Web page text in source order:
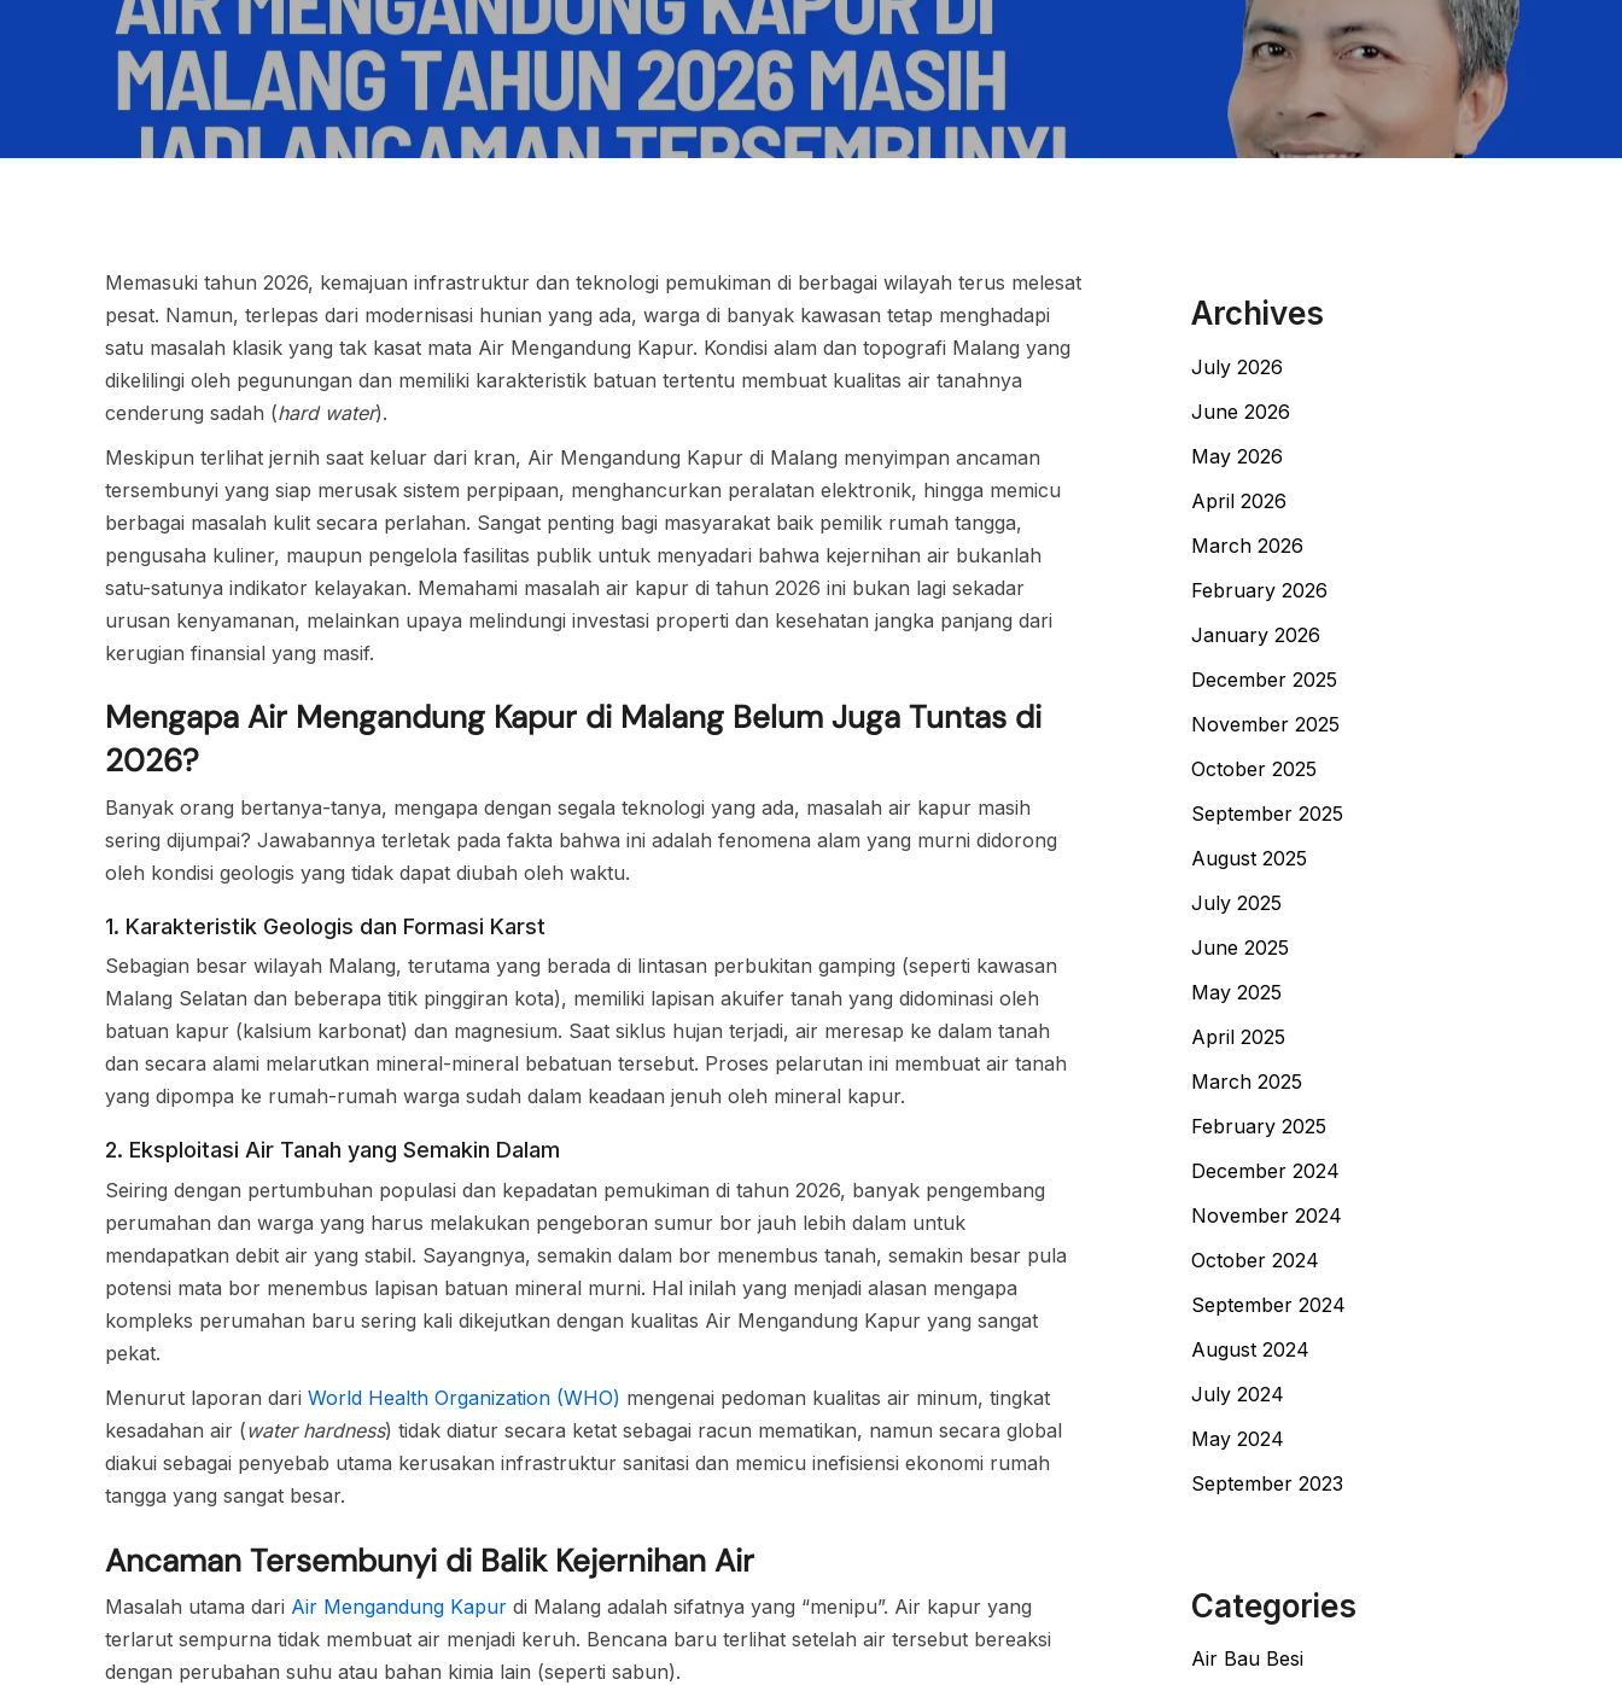
Memasuki tahun 2026, kemajuan infrastruktur dan teknologi pemukiman di berbagai wilayah terus melesat
pesat. Namun, terlepas dari modernisasi hunian yang ada, warga di banyak kawasan tetap menghadapi
satu masalah klasik yang tak kasat mata Air Mengandung Kapur. Kondisi alam dan topografi Malang yang
dikelilingi oleh pegunungan dan memiliki karakteristik batuan tertentu membuat kualitas air tanahnya
cenderung sadah (hard water).
Meskipun terlihat jernih saat keluar dari kran, Air Mengandung Kapur di Malang menyimpan ancaman
tersembunyi yang siap merusak sistem perpipaan, menghancurkan peralatan elektronik, hingga memicu
berbagai masalah kulit secara perlahan. Sangat penting bagi masyarakat baik pemilik rumah tangga,
pengusaha kuliner, maupun pengelola fasilitas publik untuk menyadari bahwa kejernihan air bukanlah
satu-satunya indikator kelayakan. Memahami masalah air kapur di tahun 2026 ini bukan lagi sekadar
urusan kenyamanan, melainkan upaya melindungi investasi properti dan kesehatan jangka panjang dari
kerugian finansial yang masif.
Mengapa Air Mengandung Kapur di Malang Belum Juga Tuntas di
2026?
Banyak orang bertanya-tanya, mengapa dengan segala teknologi yang ada, masalah air kapur masih
sering dijumpai? Jawabannya terletak pada fakta bahwa ini adalah fenomena alam yang murni didorong
oleh kondisi geologis yang tidak dapat diubah oleh waktu.
1. Karakteristik Geologis dan Formasi Karst
Sebagian besar wilayah Malang, terutama yang berada di lintasan perbukitan gamping (seperti kawasan
Malang Selatan dan beberapa titik pinggiran kota), memiliki lapisan akuifer tanah yang didominasi oleh
batuan kapur (kalsium karbonat) dan magnesium. Saat siklus hujan terjadi, air meresap ke dalam tanah
dan secara alami melarutkan mineral-mineral bebatuan tersebut. Proses pelarutan ini membuat air tanah
yang dipompa ke rumah-rumah warga sudah dalam keadaan jenuh oleh mineral kapur.
2. Eksploitasi Air Tanah yang Semakin Dalam
Seiring dengan pertumbuhan populasi dan kepadatan pemukiman di tahun 2026, banyak pengembang
perumahan dan warga yang harus melakukan pengeboran sumur bor jauh lebih dalam untuk
mendapatkan debit air yang stabil. Sayangnya, semakin dalam bor menembus tanah, semakin besar pula
potensi mata bor menembus lapisan batuan mineral murni. Hal inilah yang menjadi alasan mengapa
kompleks perumahan baru sering kali dikejutkan dengan kualitas Air Mengandung Kapur yang sangat
pekat.
Menurut laporan dari World Health Organization (WHO) mengenai pedoman kualitas air minum, tingkat
kesadahan air (water hardness) tidak diatur secara ketat sebagai racun mematikan, namun secara global
diakui sebagai penyebab utama kerusakan infrastruktur sanitasi dan memicu inefisiensi ekonomi rumah
tangga yang sangat besar.
Ancaman Tersembunyi di Balik Kejernihan Air
Masalah utama dari Air Mengandung Kapur di Malang adalah sifatnya yang “menipu”. Air kapur yang
terlarut sempurna tidak membuat air menjadi keruh. Bencana baru terlihat setelah air tersebut bereaksi
dengan perubahan suhu atau bahan kimia lain (seperti sabun).
Archives
July 2026
June 2026
May 2026
April 2026
March 2026
February 2026
January 2026
December 2025
November 2025
October 2025
September 2025
August 2025
July 2025
June 2025
May 2025
April 2025
March 2025
February 2025
December 2024
November 2024
October 2024
September 2024
August 2024
July 2024
May 2024
September 2023
Categories
Air Bau Besi